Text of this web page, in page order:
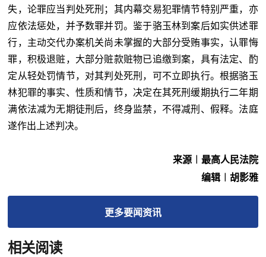
失，论罪应当判处死刑；其内幕交易犯罪情节特别严重，亦
应依法惩处，并予数罪并罚。鉴于骆玉林到案后如实供述罪
行，主动交代办案机关尚未掌握的大部分受贿事实，认罪悔
罪，积极退赃，大部分赃款赃物已追缴到案，具有法定、酌
定从轻处罚情节，对其判处死刑，可不立即执行。根据骆玉
林犯罪的事实、性质和情节，决定在其死刑缓期执行二年期
满依法减为无期徒刑后，终身监禁，不得减刑、假释。法庭
遂作出上述判决。
来源︱最高人民法院
编辑︱胡影雅
更多要闻资讯
相关阅读